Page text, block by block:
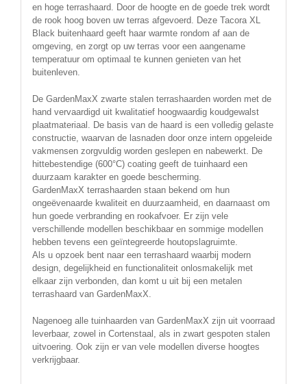
en hoge terrashaard. Door de hoogte en de goede trek wordt
de rook hoog boven uw terras afgevoerd. Deze Tacora XL
Black buitenhaard geeft haar warmte rondom af aan de
omgeving, en zorgt op uw terras voor een aangename
temperatuur om optimaal te kunnen genieten van het
buitenleven.
De GardenMaxX zwarte stalen terrashaarden worden met de
hand vervaardigd uit kwalitatief hoogwaardig koudgewalst
plaatmateriaal. De basis van de haard is een volledig gelaste
constructie, waarvan de lasnaden door onze intern opgeleide
vakmensen zorgvuldig worden geslepen en nabewerkt. De
hittebestendige (600°C) coating geeft de tuinhaard een
duurzaam karakter en goede bescherming.
GardenMaxX terrashaarden staan bekend om hun
ongeëvenaarde kwaliteit en duurzaamheid, en daarnaast om
hun goede verbranding en rookafvoer. Er zijn vele
verschillende modellen beschikbaar en sommige modellen
hebben tevens een geïntegreerde houtopslagruimte.
Als u opzoek bent naar een terrashaard waarbij modern
design, degelijkheid en functionaliteit onlosmakelijk met
elkaar zijn verbonden, dan komt u uit bij een metalen
terrashaard van GardenMaxX.
Nagenoeg alle tuinhaarden van GardenMaxX zijn uit voorraad
leverbaar, zowel in Cortenstaal, als in zwart gespoten stalen
uitvoering. Ook zijn er van vele modellen diverse hoogtes
verkrijgbaar.